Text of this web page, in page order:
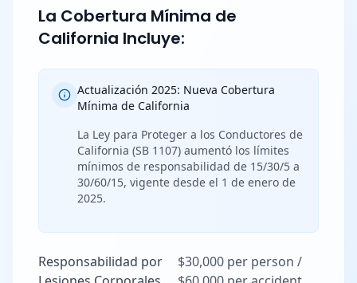
La Cobertura Mínima de
California Incluye:
Actualización 2025: Nueva Cobertura
Mínima de California
La Ley para Proteger a los Conductores de
California (SB 1107) aumentó los límites
mínimos de responsabilidad de 15/30/5 a
30/60/15, vigente desde el 1 de enero de
2025.
Responsabilidad por
$30,000 per person /